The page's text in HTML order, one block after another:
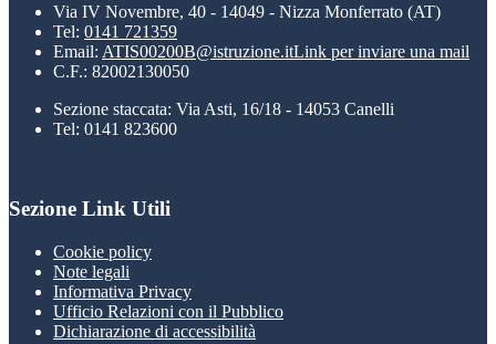
Via IV Novembre, 40 - 14049 - Nizza Monferrato (AT)
Tel: 0141 721359
Email: ATIS00200B@istruzione.itLink per inviare una mail
C.F.: 82002130050
Sezione staccata: Via Asti, 16/18 - 14053 Canelli
Tel: 0141 823600
Sezione Link Utili
Cookie policy
Note legali
Informativa Privacy
Ufficio Relazioni con il Pubblico
Dichiarazione di accessibilità